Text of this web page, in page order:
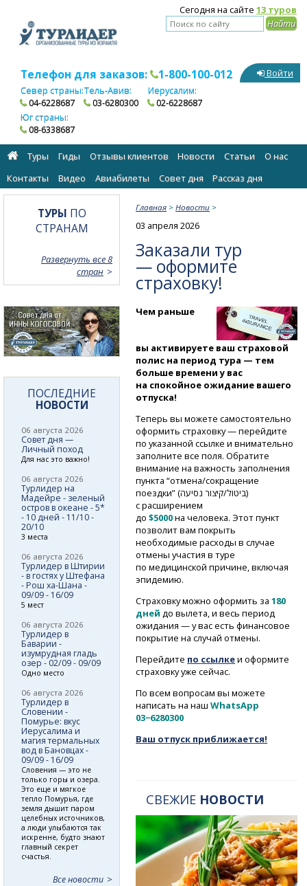
Сегодня на сайте 13 туров
Телефон для заказов: 1-800-100-012
Север страны:
04-6228687
Тель-Авив:
03-6280300
Иерусалим:
02-6228687
Юг страны:
08-6338687
Войти
Туры Гиды Отзывы клиентов Новости Статьи
О нас
Контакты
Видео Авиабилеты Cовет дня Рассказ дня
Главная >Новости >
03 апреля 2026
Заказали тур
— оформите
страховку!
Чем раньше
вы активируете ваш страховой
полис на период тура — тем
больше времени у вас
на спокойное ожидание вашего
отпуска!
Теперь вы можете самостоятельно
оформить страховку — перейдите
по указанной ссылке и внимательно
заполните все поля. Обратите
внимание на важность заполнения
пункта “отмена/сокращение
поездки” (ביטול/קיצור נסיעה)
с расширением
до$5000на человека. Этот пункт
позволит вам покрыть
необходимые расходы в случае
отмены участия в туре
по медицинской причине, включая
эпидемию.
Страховку можно оформить за180
дней до вылета, и весь период
ожидания — у вас есть финансовое
покрытие на случай отмены.
Перейдите по ссылкеи оформите
страховку уже сейчас.
По всем вопросам вы можете
написать на нашWhatsApp
03−6280300
Ваш отпуск приближается!
СВЕЖИЕ НОВОСТИ
ТУРЫ ПО
СТРАНАМ
Развернуть все 8
стран
ПОСЛЕДНИЕ
НОВОСТИ
06 августа 2026
Совет дня —
Личный поход
Для нас это важно!
06 августа 2026
Турлидер на
Мадейре - зеленый
остров в океане - 5*
- 10 дней - 11/10 -
20/10
3 места
06 августа 2026
Турлидер в Штирии
- в гостях у Штефана
- Рош ха-Шана -
09/09 - 16/09
5 мест
06 августа 2026
Турлидер в
Баварии -
изумрудная гладь
озер - 02/09 - 09/09
Одно место
06 августа 2026
Турлидер в
Словении -
Помурье: вкус
Иерусалима и
магия термальных
вод в Бановцах -
09/09 - 16/09
Словения — это не
только горы и озера.
Это еще и мягкое
тепло Помурья, где
земля дышит паром
целебных источников,
а люди улыбаются так
искренне, будто знают
главный секрет
счастья.
Все новости